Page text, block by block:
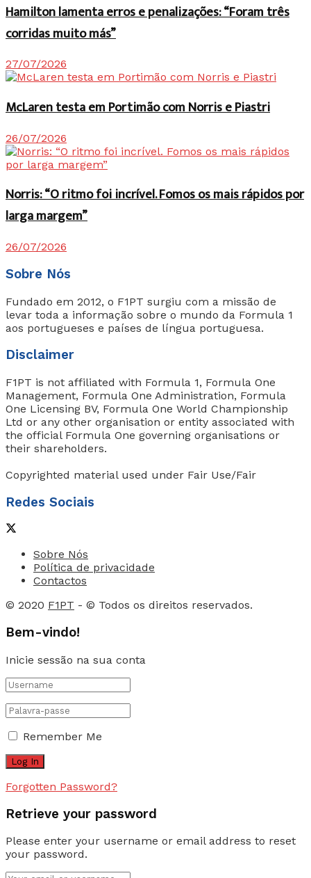
Hamilton lamenta erros e penalizações: “Foram três
corridas muito más”
27/07/2026
McLaren testa em Portimão com Norris e Piastri
26/07/2026
Norris: “O ritmo foi incrível. Fomos os mais rápidos por
larga margem”
26/07/2026
Sobre Nós
Fundado em 2012, o F1PT surgiu com a missão de
levar toda a informação sobre o mundo da Formula 1
aos portugueses e países de língua portuguesa.
Disclaimer
F1PT is not affiliated with Formula 1, Formula One
Management, Formula One Administration, Formula
One Licensing BV, Formula One World Championship
Ltd or any other organisation or entity associated with
the official Formula One governing organisations or
their shareholders.
Copyrighted material used under Fair Use/Fair
Redes Sociais
Sobre Nós
Política de privacidade
Contactos
© 2020 F1PT - © Todos os direitos reservados.
Bem-vindo!
Inicie sessão na sua conta
Remember Me
Forgotten Password?
Retrieve your password
Please enter your username or email address to reset
your password.